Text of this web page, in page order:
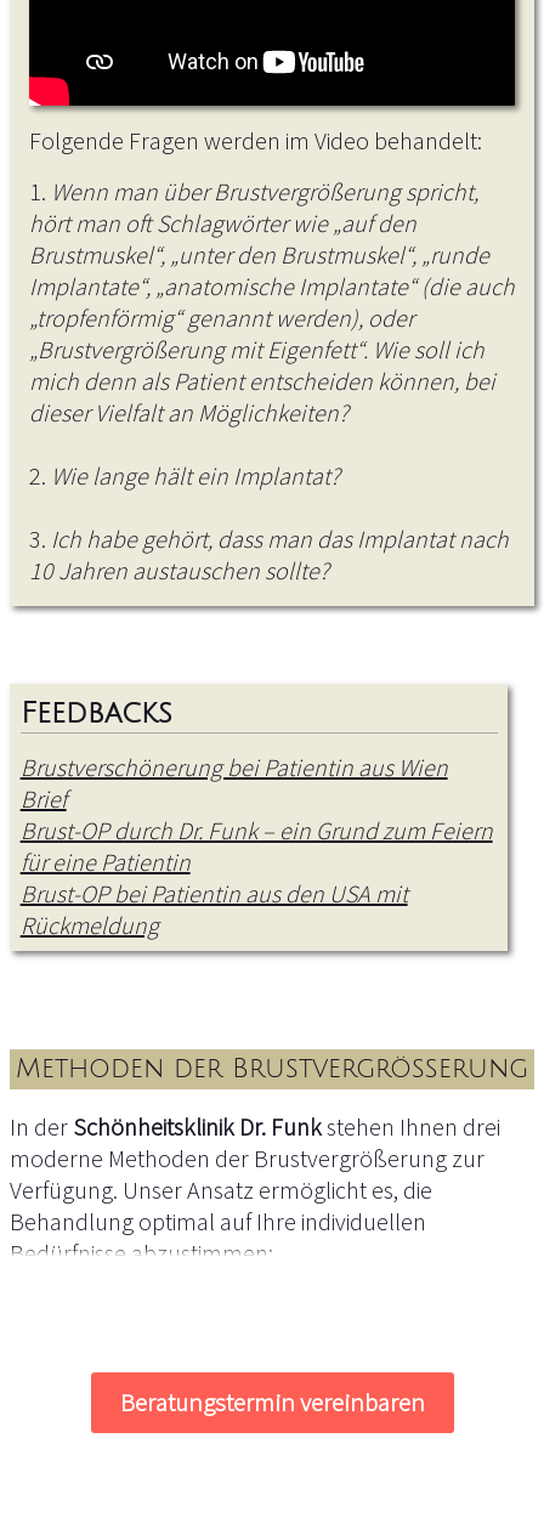
Folgende Fragen werden im Video behandelt:
1. Wenn man über Brustvergrößerung spricht,
hört man oft Schlagwörter wie „auf den
Brustmuskel“, „unter den Brustmuskel“, „runde
Implantate“, „anatomische Implantate“ (die auch
„tropfenförmig“ genannt werden), oder
„Brustvergrößerung mit Eigenfett“. Wie soll ich
mich denn als Patient entscheiden können, bei
dieser Vielfalt an Möglichkeiten?
2. Wie lange hält ein Implantat?
3. Ich habe gehört, dass man das Implantat nach
10 Jahren austauschen sollte?
Feedbacks
Brustverschönerung bei Patientin aus Wien
Brief
Brust-OP durch Dr. Funk – ein Grund zum Feiern
für eine Patientin
Brust-OP bei Patientin aus den USA mit
Rückmeldung
Methoden der Brustvergrößerung
In der Schönheitsklinik Dr. Funkstehen Ihnen drei
moderne Methoden der Brustvergrößerung zur
Verfügung. Unser Ansatz ermöglicht es, die
Behandlung optimal auf Ihre individuellen
Bedürfnisse abzustimmen:
Brustvergrößerung mit Implantaten
Beratungstermin vereinbaren